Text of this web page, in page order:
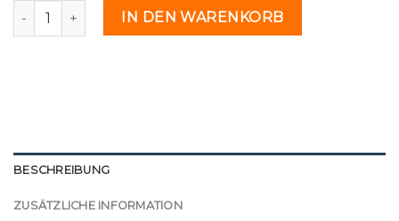
St 71 24 - 2162429 MengeIN DEN WARENKORB
BESCHREIBUNG
ZUSÄTZLICHE INFORMATION